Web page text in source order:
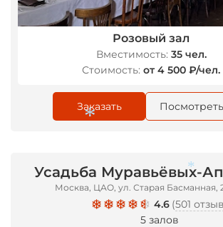
Розовый зал
Вместимость: 35 чел.
Стоимость: от 4 500 ₽/чел.
Заказать Посмотреть
Усадьба Муравьёвых-
Москва, ЦАО, ул. Старая Басманная,
4.6 (501 отзыв
5 залов
*
*